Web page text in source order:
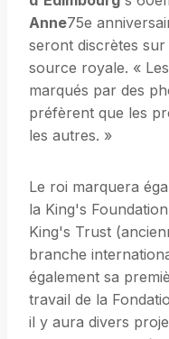
Anne75e
seront discrètes
source royale. «
marqués par des
préfèrent que les
les autres. »
Le roi marquera
la King's
King's Trust
branche
également sa
travail de la
il y aura divers